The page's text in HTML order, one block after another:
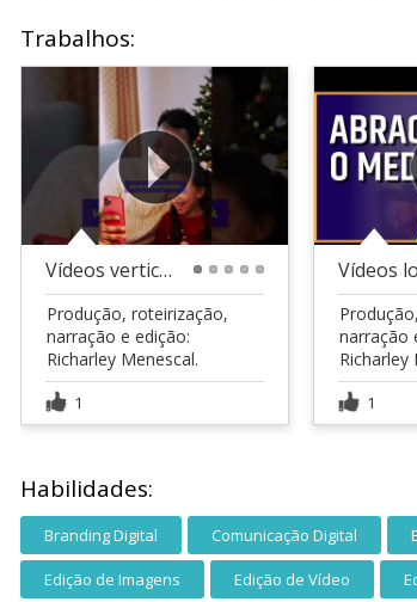
Trabalhos:
Vídeos verticais para YouTube/TikTok
Produção, roteirização,
narração e edição:
Richarley Menescal.
1
narração
Richarley
1
Habilidades:
Branding Digital Comunicação Digital
Edição de Imagens Edição de Vídeo